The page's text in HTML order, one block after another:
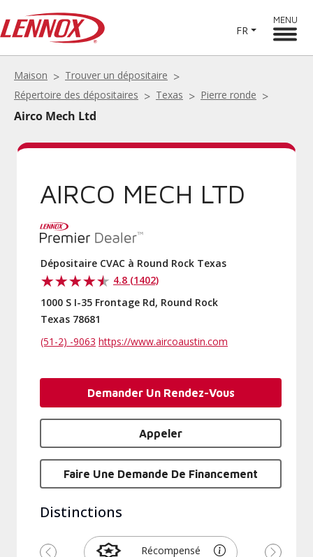
FR
MENU
Maison
Trouver un dépositaire
Répertoire des dépositaires
Texas Pierre ronde
Airco Mech Ltd
AIRCO MECH LTD
Dépositaire CVAC à Round Rock Texas
4.8 (1402)
1000 S I-35 Frontage Rd, Round Rock
Texas 78681
(51-2) -9063 https://www.aircoaustin.com
Demander Un Rendez-Vous
Appeler
Faire Une Demande De Financement
Distinctions
Récompensé